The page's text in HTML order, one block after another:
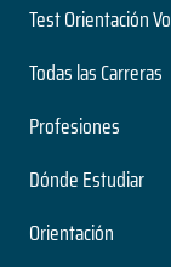
Test Orientación
Todas las Carreras
Profesiones
Dónde Estudiar
Orientación